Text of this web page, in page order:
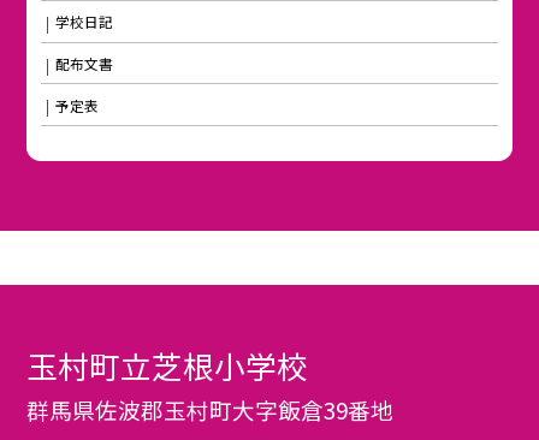
学校日記
配布文書
予定表
玉村町立芝根小学校
群馬県佐波郡玉村町大字飯倉39番地